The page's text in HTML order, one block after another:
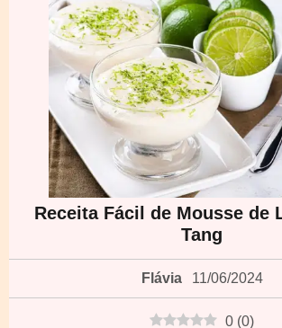
Receita Fácil de Mousse de
Tang
Flávia 11/06/2024
0 (0)